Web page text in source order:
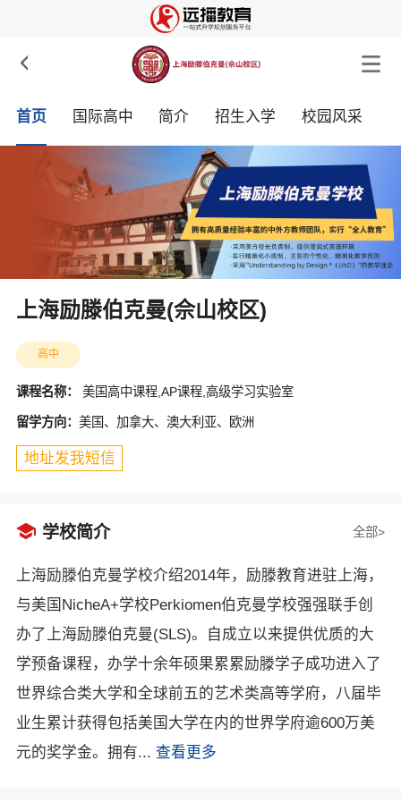

首页 国际高中 简介 招生入学 校园风采
上海励滕伯克曼(佘山校区)
高中
课程名称： 美国高中课程,AP课程,高级学习实验室
留学方向： 美国、加拿大、澳大利亚、欧洲
地址发我短信
 学校简介 全部>
上海励滕伯克曼学校介绍2014年，励滕教育进驻上海，
与美国NicheA+学校Perkiomen伯克曼学校强强联手创
办了上海励滕伯克曼(SLS)。自成立以来提供优质的大
学预备课程，办学十余年硕果累累励滕学子成功进入了
世界综合类大学和全球前五的艺术类高等学府，八届毕
业生累计获得包括美国大学在内的世界学府逾600万美
元的奖学金。拥有... 查看更多